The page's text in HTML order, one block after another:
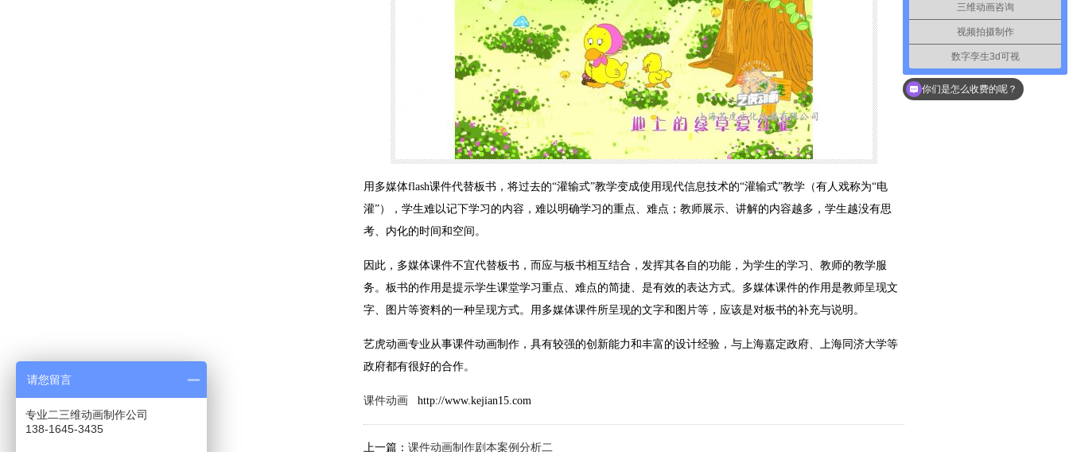
用多媒体flash课件代替板书，将过去的“灌输式”教学变成使用现代信息技术的“灌输式”教学（有人戏称为“电
灌”），学生难以记下学习的内容，难以明确学习的重点、难点；教师展示、讲解的内容越多，学生越没有思
考、内化的时间和空间。
因此，多媒体课件不宜代替板书，而应与板书相互结合，发挥其各自的功能，为学生的学习、教师的教学服
务。板书的作用是提示学生课堂学习重点、难点的简捷、是有效的表达方式。多媒体课件的作用是教师呈现文
字、图片等资料的一种呈现方式。用多媒体课件所呈现的文字和图片等，应该是对板书的补充与说明。
艺虎动画专业从事课件动画制作，具有较强的创新能力和丰富的设计经验，与上海嘉定政府、上海同济大学等
政府都有很好的合作。
课件动画 http://www.kejian15.com
上一篇： 课件动画制作剧本案例分析二
三维动画咨询
视频拍摄制作
数字孪生3d可视
你们是怎么收费的呢？
如何联系你们
请您留言
专业二三维动画制作公司
138-1645-3435